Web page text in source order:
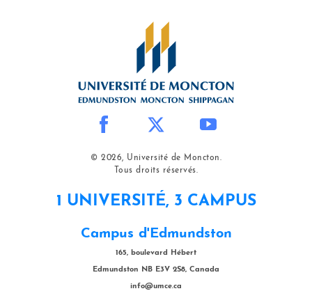
© 2026, Université de Moncton.
Tous droits réservés.
1 UNIVERSITÉ, 3 CAMPUS
Campus d'Edmundston
165, boulevard Hébert
Edmundston NB E3V 2S8, Canada
info@umce.ca